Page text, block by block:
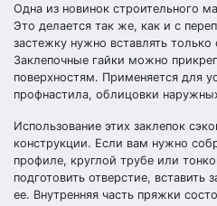
Одна из новинок строительного
Это делается так же, как и с
застежку нужно вставлять
Заклепочные гайки можно
поверхностям. Применяется для
профнастила, облицовки
Использование этих заклепок
конструкции. Если вам нужно
профиле, круглой трубе или
подготовить отверстие, вставить
ее. Внутренняя часть пряжки